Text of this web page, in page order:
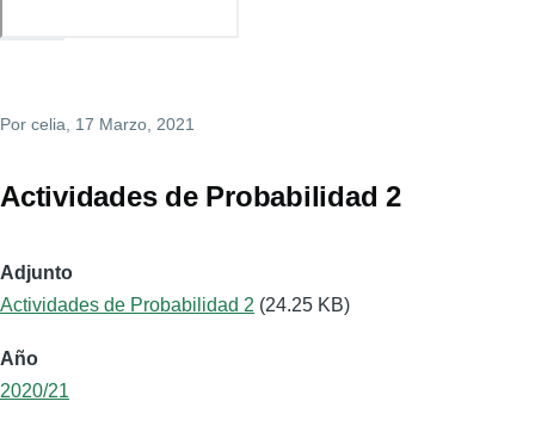
Por celia , 17 Marzo, 2021
Actividades de Probabilidad 2
Adjunto
Actividades de Probabilidad 2 (24.25 KB)
Año
2020/21